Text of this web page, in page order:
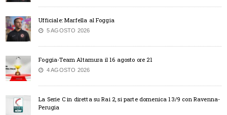
Ufficiale: Marfella al Foggia
5 AGOSTO 2026
Foggia-Team Altamura il 16 agosto ore 21
4 AGOSTO 2026
La Serie C in diretta su Rai 2, si parte domenica 13/9 con Ravenna-
Perugia